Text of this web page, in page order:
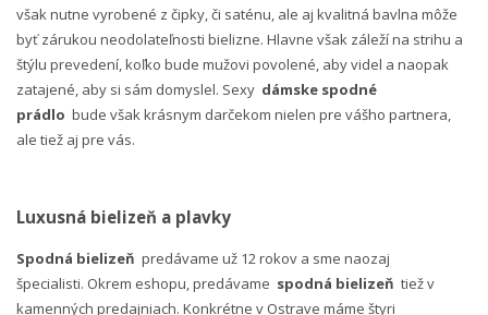
však nutne vyrobené z čipky, či saténu, ale aj kvalitná bavlna môže
byť zárukou neodolateľnosti bielizne. Hlavne však záleží na strihu a
štýlu prevedení, koľko bude mužovi povolené, aby videl a naopak
zatajené, aby si sám domyslel. Sexy dámske spodné
prádlo bude však krásnym darčekom nielen pre vášho partnera,
ale tiež aj pre vás.
Luxusná bielizeň a plavky
Spodná bielizeň predávame už 12 rokov a sme naozaj
špecialisti. Okrem eshopu, predávame spodná bielizeň tiež v
kamenných predajniach. Konkrétne v Ostrave máme štyri